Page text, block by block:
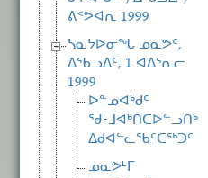
ᕕᕝᕗᐊᕆ 1999
ᓴᓇᔭᐅᓂᖓ ᓄᓇᕗᑦ,
ᐃᖃᓗᐃᑦ, 1 ᐊᐃᕐᕆᓕ
1999
ᐅᓐᓄᐊᒃᑯᑦ
ᖁᒻᒧᐊᒃᑎᑕᐅᓪᓗᑎᒃ
ᐃᑯᐊᓪᓚᖃᑦᑕᖅᑐᑦ
ᓄᓇᕗᒻᒥ